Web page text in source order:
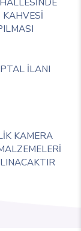
KAHVESİ
İLANI
KAMERA